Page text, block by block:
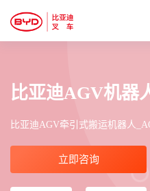
比亚迪AGV机器
比亚迪AGV牵引式搬运机器人
立即咨询